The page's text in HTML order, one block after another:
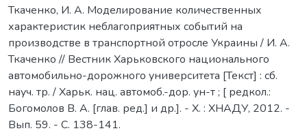
Ткаченко, И. А. Моделирование количественных
характеристик неблагоприятных событий на
производстве в транспортной отросле Украины / И. А.
Ткаченко // Вестник Харьковского национального
автомобильно-дорожного университета [Текст] : сб.
науч. тр. / Харьк. нац. автомоб.-дор. ун-т ; [ редкол.:
Богомолов В. А. [глав. ред.] и др.]. - Х. : ХНАДУ, 2012. -
Вып. 59. - C. 138-141.